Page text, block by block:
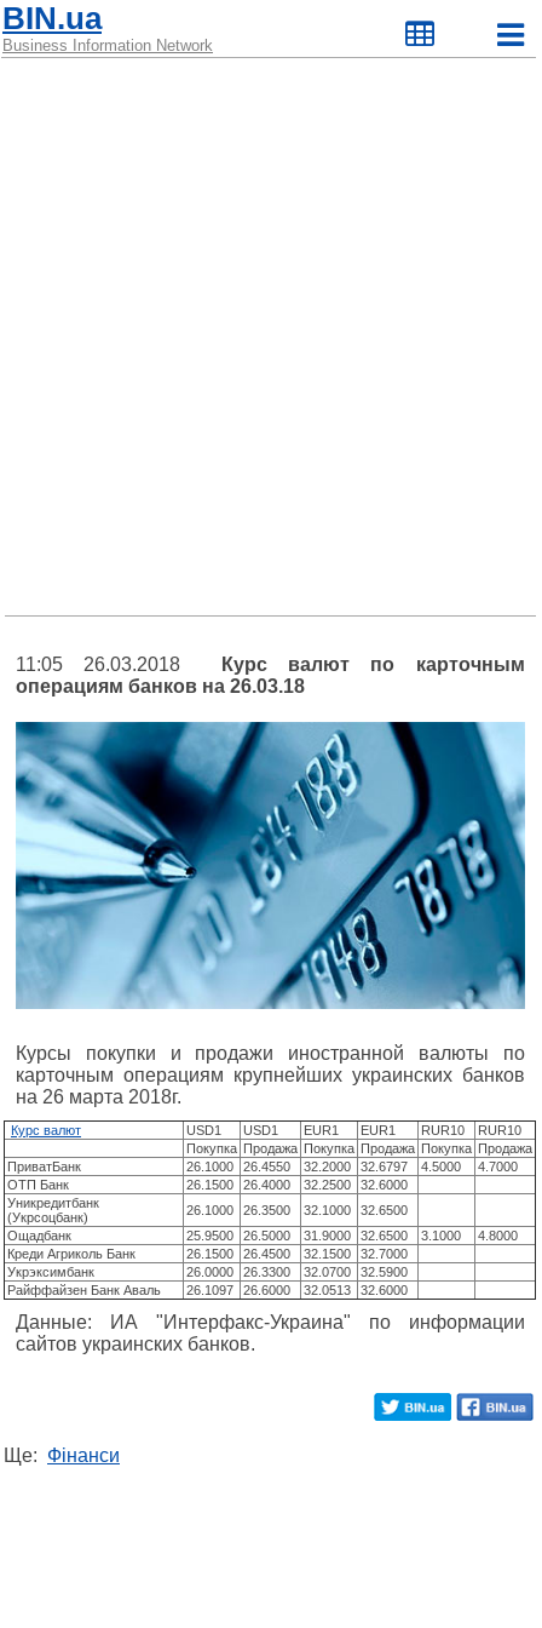
BIN.ua
Business Information Network
11:05 26.03.2018
Курс валют по карточным
операциям банков на 26.03.18
Курсы покупки и продажи иностранной валюты по
карточным операциям крупнейших украинских банков
на 26 марта 2018г.
Курс валют USD1 USD1 EUR1 EUR1 RUR10
RUR10
Покупка Продажа Покупка Продажа Покупка Продажа
ПриватБанк
26.1000 26.4550 32.2000 32.6797 4.5000
4.7000
ОТП Банк
26.1500 26.4000 32.2500
32.6000
Уникредитбанк
(Укрсоцбанк)
26.1000 26.3500 32.1000
32.6500
Ощадбанк
25.9500 26.5000 31.9000 32.6500 3.1000
4.8000
Креди Агриколь Банк
26.1500 26.4500 32.1500
32.7000
Укрэксимбанк
26.0000 26.3300 32.0700
32.5900
Райффайзен Банк Аваль
26.1097 26.6000 32.0513 32.6000
Данные: ИА "Интерфакс-Украина" по информации
сайтов украинских банков.
Ще: Фінанси